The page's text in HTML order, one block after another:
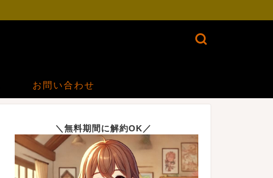
お問い合わせ
＼無料期間に解約OK／